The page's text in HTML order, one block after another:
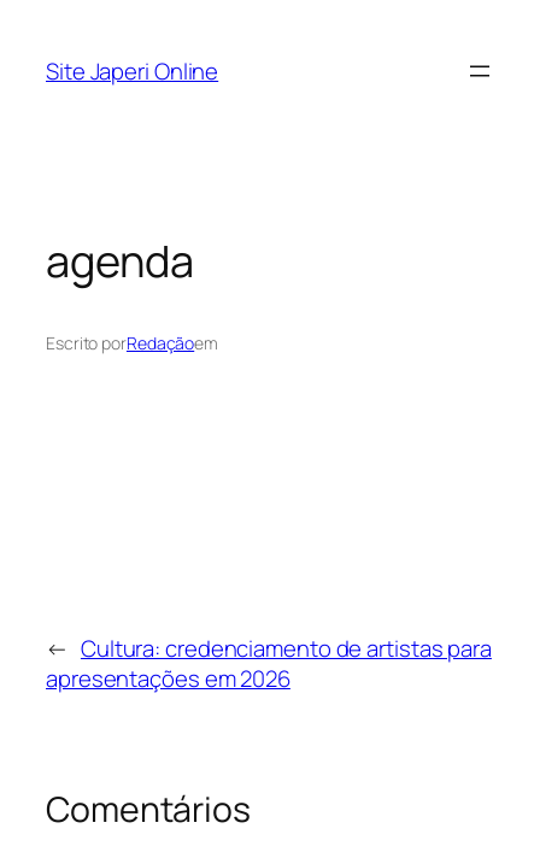
Site Japeri Online
agenda
Escrito porRedaçãoem
← Cultura: credenciamento de artistas para
apresentações em 2026
Comentários